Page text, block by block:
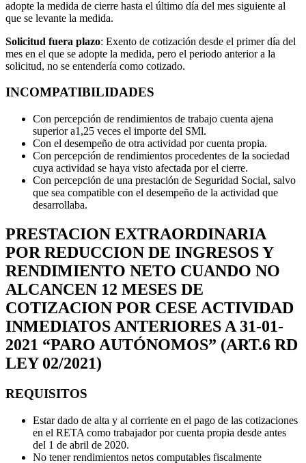
adopte la medida de cierre hasta el último día del mes siguiente al
que se levante la medida.
Solicitud fuera plazo: Exento de cotización desde el primer día del
mes en el que se adopte la medida, pero el periodo anterior a la
solicitud, no se entendería como cotizado.
INCOMPATIBILIDADES
Con percepción de rendimientos de trabajo cuenta ajena
superior a1,25 veces el importe del SMl.
Con el desempeño de otra actividad por cuenta propia.
Con percepción de rendimientos procedentes de la sociedad
cuya actividad se haya visto afectada por el cierre.
Con percepción de una prestación de Seguridad Social, salvo
que sea compatible con el desempeño de la actividad que
desarrollaba.
PRESTACION EXTRAORDINARIA
POR REDUCCION DE INGRESOS Y
RENDIMIENTO NETO CUANDO NO
ALCANCEN 12 MESES DE
COTIZACION POR CESE ACTIVIDAD
INMEDIATOS ANTERIORES A 31-01-
2021 “PARO AUTÓNOMOS” (ART.6 RD
LEY 02/2021)
REQUISITOS
Estar dado de alta y al corriente en el pago de las cotizaciones
en el RETA como trabajador por cuenta propia desde antes
del 1 de abril de 2020.
No tener rendimientos netos computables fiscalmente